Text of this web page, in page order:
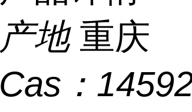
产地 重庆
Cas：